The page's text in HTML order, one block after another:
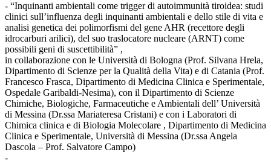
- “Inquinanti ambientali come trigger di autoimmunità tiroidea: studi
clinici sull’influenza degli inquinanti ambientali e dello stile di vita e
analisi genetica dei polimorfismi del gene AHR (recettore degli
idrocarburi arilici), del suo traslocatore nucleare (ARNT) come
possibili geni di suscettibilità” ,
in collaborazione con le Università di Bologna (Prof. Silvana Hrela,
Dipartimento di Scienze per la Qualità della Vita) e di Catania (Prof.
Francesco Frasca, Dipartimento di Medicina Clinica e Sperimentale,
Ospedale Garibaldi-Nesima), con il Dipartimento di Scienze
Chimiche, Biologiche, Farmaceutiche e Ambientali dell’ Università
di Messina (Dr.ssa Mariateresa Cristani) e con i Laboratori di
Chimica clinica e di Biologia Molecolare , Dipartimento di Medicina
Clinica e Sperimentale, Università di Messina (Dr.ssa Angela
Dascola – Prof. Salvatore Campo)
-